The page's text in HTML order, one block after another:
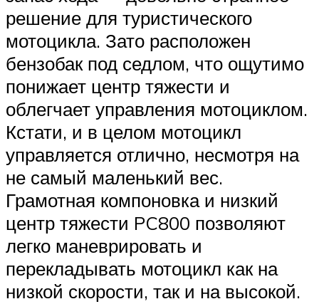
решение для туристического
мотоцикла. Зато расположен
бензобак под седлом, что ощутимо
понижает центр тяжести и
облегчает управления мотоциклом.
Кстати, и в целом мотоцикл
управляется отлично, несмотря на
не самый маленький вес.
Грамотная компоновка и низкий
центр тяжести PC800 позволяют
легко маневрировать и
перекладывать мотоцикл как на
низкой скорости, так и на высокой.